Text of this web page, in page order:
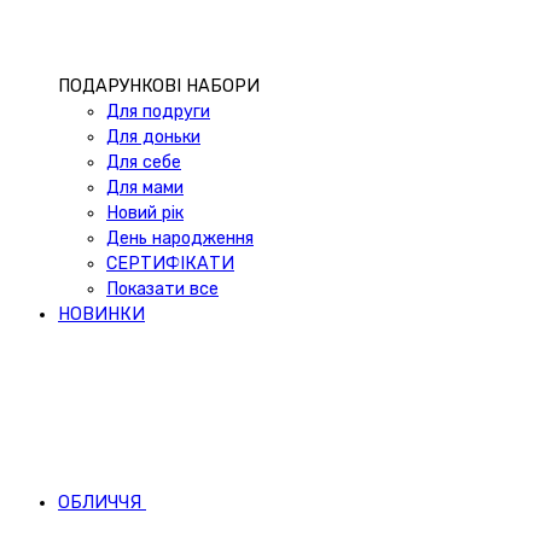
ПОДАРУНКОВІ НАБОРИ
Для подруги
Для доньки
Для себе
Для мами
Новий рік
День народження
СЕРТИФІКАТИ
Показати все
НОВИНКИ
ОБЛИЧЧЯ